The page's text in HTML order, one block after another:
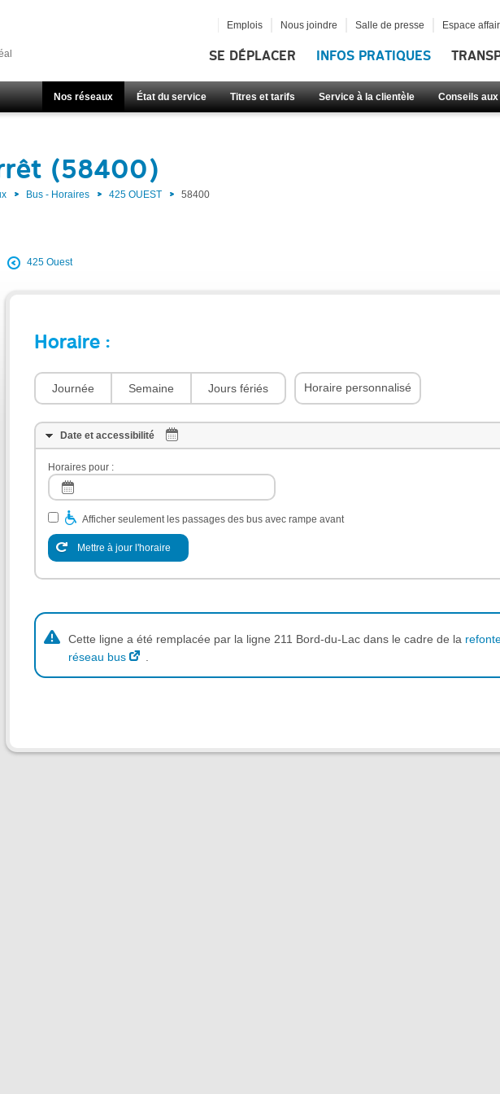
SE DÉPLACER INFOS PRATIQUES
Nos réseaux État du service Titres et tarifs Service à la clientèle Conseils
Emplois Nous joindre Salle de presse Espace
(58400)
Bus - Horaires 425 OUEST 58400
425 Ouest
Horaire :
Journée Semaine Jours fériés Horaire personnalisé
Date et accessibilité
Horaires pour :
Afficher seulement les passages des bus avec rampe avant
Mettre à jour l'horaire
Cette ligne a été remplacée par la ligne 211 Bord-du-Lac dans le cadre de la
réseau bus